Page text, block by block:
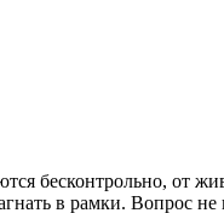
бесконтрольно, от
в рамки. Вопрос не